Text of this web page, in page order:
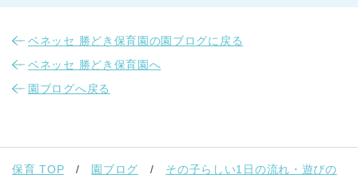
ベネッセ 勝どき保育園の園ブログに戻る
ベネッセ 勝どき保育園へ
園ブログへ戻る
保育 TOP 園ブログ
その子らしい1日の流れ・遊びの